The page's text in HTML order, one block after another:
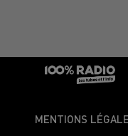
MENTIONS